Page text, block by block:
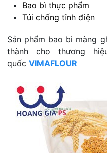
Bao bì thực phẩm
Túi chống tĩnh điện
Sản phẩm bao bì màng
thành cho thương
quốc VIMAFLOUR